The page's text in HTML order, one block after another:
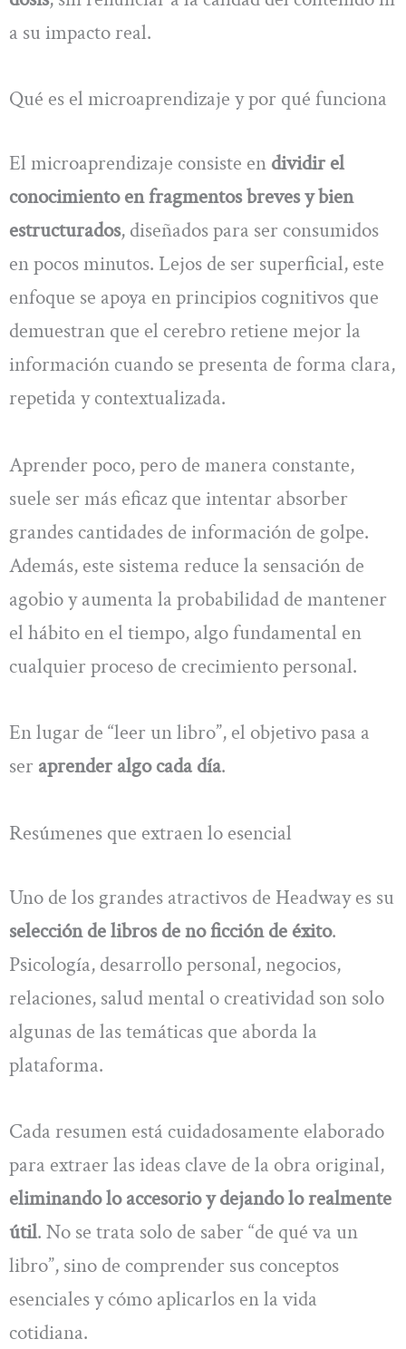
a su impacto real.
Qué es el microaprendizaje y por qué funciona
El microaprendizaje consiste en dividir el
conocimiento en fragmentos breves y bien
estructurados, diseñados para ser consumidos
en pocos minutos. Lejos de ser superficial, este
enfoque se apoya en principios cognitivos que
demuestran que el cerebro retiene mejor la
información cuando se presenta de forma clara,
repetida y contextualizada.
Aprender poco, pero de manera constante,
suele ser más eficaz que intentar absorber
grandes cantidades de información de golpe.
Además, este sistema reduce la sensación de
agobio y aumenta la probabilidad de mantener
el hábito en el tiempo, algo fundamental en
cualquier proceso de crecimiento personal.
En lugar de “leer un libro”, el objetivo pasa a
ser aprender algo cada día.
Resúmenes que extraen lo esencial
Uno de los grandes atractivos de Headway es su
selección de libros de no ficción de éxito.
Psicología, desarrollo personal, negocios,
relaciones, salud mental o creatividad son solo
algunas de las temáticas que aborda la
plataforma.
Cada resumen está cuidadosamente elaborado
para extraer las ideas clave de la obra original,
eliminando lo accesorio y dejando lo realmente
útil. No se trata solo de saber “de qué va un
libro”, sino de comprender sus conceptos
esenciales y cómo aplicarlos en la vida
cotidiana.